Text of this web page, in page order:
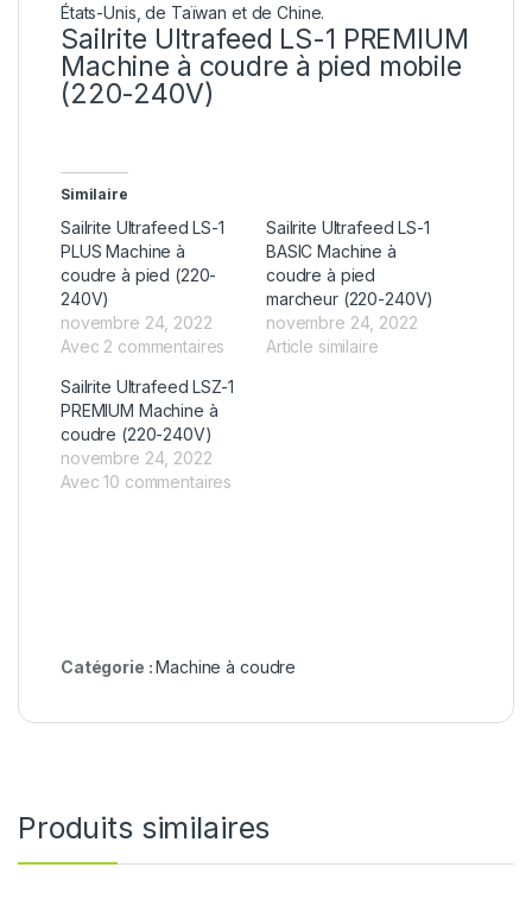
États-Unis, de Taïwan et de Chine.
Sailrite Ultrafeed LS-1 PREMIUM
Machine à coudre à pied mobile
(220-240V)
Similaire
Sailrite Ultrafeed LS-1
PLUS Machine à
coudre à pied (220-
240V)
novembre 24, 2022
Avec 2 commentaires
Sailrite Ultrafeed LS-1
BASIC Machine à
coudre à pied
marcheur (220-240V)
novembre 24, 2022
Article similaire
Sailrite Ultrafeed LSZ-1
PREMIUM Machine à
coudre (220-240V)
novembre 24, 2022
Avec 10 commentaires
Catégorie :Machine à coudre
Produits similaires